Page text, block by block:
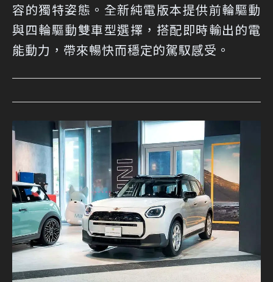
容的獨特姿態。全新純電版本提供前輪驅動
與四輪驅動雙車型選擇，搭配即時輸出的電
能動力，帶來暢快而穩定的駕馭感受。